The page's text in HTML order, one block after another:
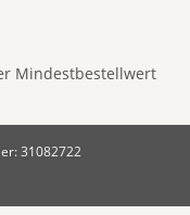
Mindestbestellwert
31082722